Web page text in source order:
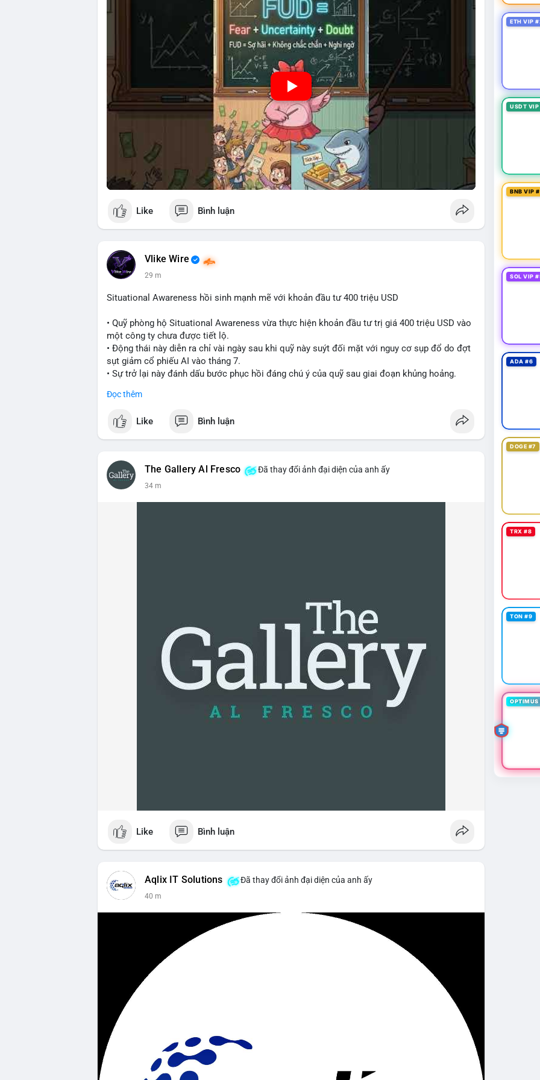
🎥 Xem video trực tiếp tại:
Nguồn: Cú Thông Thái
Like Bình luận
Vlike Wire
29 m
Situational Awareness hồi sinh mạnh mẽ với khoản đầu tư 400 triệu USD
• Quỹ phòng hộ Situational Awareness vừa thực hiện khoản đầu tư trị giá 400 triệu USD vào
một công ty chưa được tiết lộ.
• Động thái này diễn ra chỉ vài ngày sau khi quỹ này suýt đối mặt với nguy cơ sụp đổ do đợt
sụt giảm cổ phiếu AI vào tháng 7.
• Sự trở lại này đánh dấu bước phục hồi đáng chú ý của quỹ sau giai đoạn khủng hoảng.
#cryptonews
$btc $eth
📰 Nguồn: Cointelegraph
Đọc thêm
Like Bình luận
The Gallery Al Fresco Đã thay đổi ảnh đại diện của anh ấy
34 m
Like Bình luận
Aqlix IT Solutions Đã thay đổi ảnh đại diện của anh ấy
40 m
ETH VIP
USDT
BNB VIP
SOL VIP
ADA #6
DOGE #7
TRX #8
TON #9
OPTIMUS